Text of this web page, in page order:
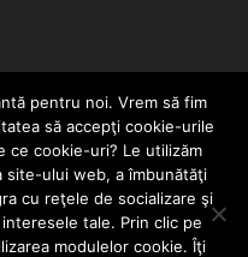
DE CONFIDENȚIALITATE
pentru noi. Vrem să fim
să accepţi cookie-urile
ce cookie-uri? Le utilizăm
site-ului web, a îmbunătăţi
cu reţele de socializare şi
tale. Prin clic pe
modulelor cookie. Îţi